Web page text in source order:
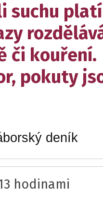
suchu
či kouření.
pokuty
deník
hodinami